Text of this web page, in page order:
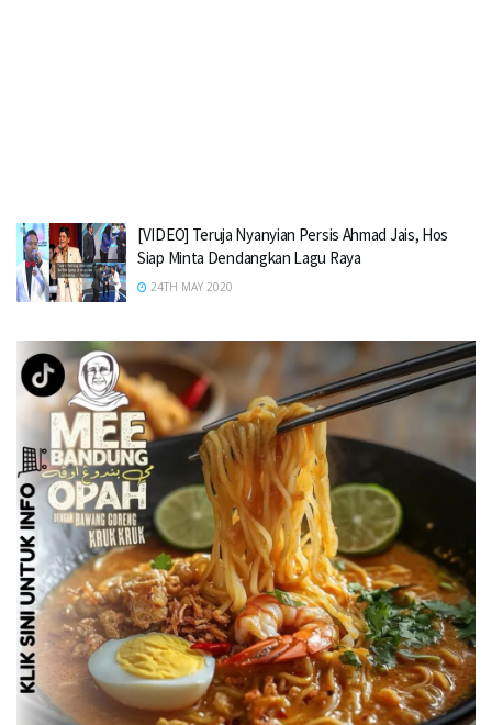
[VIDEO] Teruja Nyanyian Persis Ahmad Jais, Hos
Siap Minta Dendangkan Lagu Raya
24TH MAY 2020